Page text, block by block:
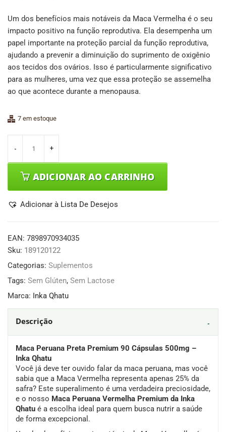
Um dos benefícios mais notáveis da Maca Vermelha é o seu
impacto positivo na função reprodutiva. Ela desempenha um
papel importante na proteção parcial da função reprodutiva,
ajudando a prevenir a diminuição do suprimento de oxigênio
aos tecidos dos ovários. Isso é particularmente significativo
para as mulheres, uma vez que essa proteção se assemelha
ao que acontece durante a menopausa.
7 em estoque
ADICIONAR AO CARRINHO
Adicionar à Lista De Desejos
EAN: 7898970934035
Sku: 189120122
Categorias: Suplementos
Tags: Sem Glúten, Sem Lactose
Marca: Inka Qhatu
Descrição
Maca Peruana Preta Premium 90 Cápsulas 500mg –
Inka Qhatu
Você já deve ter ouvido falar da maca peruana, mas você
sabia que a Maca Vermelha representa apenas 25% da
safra? Este superalimento é uma verdadeira preciosidade,
e o nosso Maca Peruana Vermelha Premium da Inka
Qhatu é a escolha ideal para quem busca nutrir a saúde
de forma excepcional.